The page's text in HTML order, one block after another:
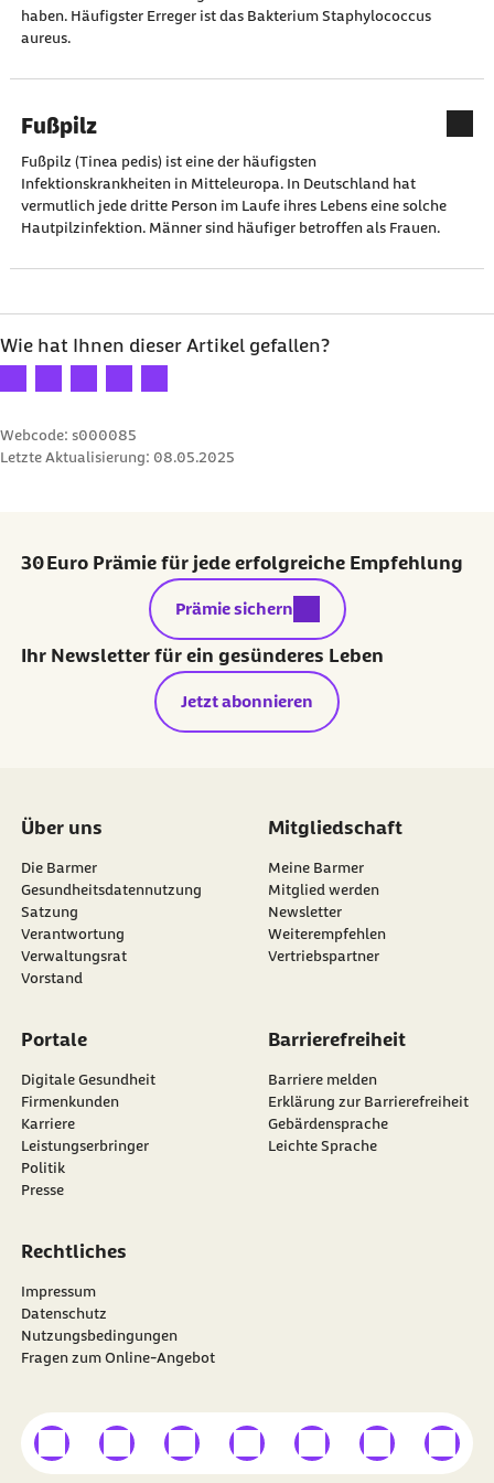
haben. Häufigster Erreger ist das Bakterium Staphylococcus
aureus.
Fußpilz
Fußpilz (Tinea pedis) ist eine der häufigsten
Infektionskrankheiten in Mitteleuropa. In Deutschland hat
vermutlich jede dritte Person im Laufe ihres Lebens eine solche
Hautpilzinfektion. Männer sind häufiger betroffen als Frauen.
Wie hat Ihnen dieser Artikel gefallen?
Ihre Bewertung: 1 Stern
Ihre Bewertung: 2 Sterne
Ihre Bewertung: 3 Sterne
Ihre Bewertung: 4 Sterne
Ihre Bewertung: 5 Sterne
Webcode: s000085
Letzte Aktualisierung: 08.05.2025
30 Euro Prämie für jede erfolgreiche Empfehlung
externer Link:
Prämie sichern
Ihr Newsletter für ein gesünderes Leben
Jetzt abonnieren
Über uns
Die Barmer
Gesundheitsdatennutzung
Satzung
Verantwortung
Verwaltungsrat
Vorstand
Mitgliedschaft
Meine Barmer
Mitglied werden
Newsletter
externer Link:
Weiterempfehlen
Vertriebspartner
Portale
Digitale Gesundheit
Firmenkunden
Karriere
Leistungserbringer
Politik
Presse
Barrierefreiheit
Barriere melden
Erklärung zur Barrierefreiheit
Gebärdensprache
Leichte Sprache
Rechtliches
Impressum
Datenschutz
Nutzungsbedingungen
Fragen zum Online-Angebot
Besuchen Sie dieBARMER auf
externer Linkexterner Linkexterner Linkexterner Linkexterner Linkexterner Link